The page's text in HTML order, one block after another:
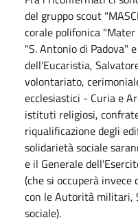
del gruppo scout
corale polifonica
"S. Antonio di Padova"
dell'Eucaristia,
volontariato,
ecclesiastici - Curia e
istituti religiosi,
riqualificazione degli
solidarietà sociale
e il Generale
(che si occuperà
con le Autorità militari,
sociale).